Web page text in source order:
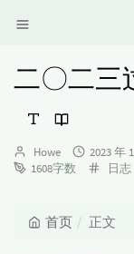
二〇二三
博
主：
Howe
发
布
2023 年
1608字数
分
日志
首页 正文